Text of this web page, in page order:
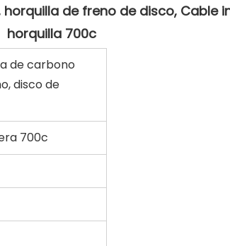
de freno de disco,
de carbono
disco de
700c